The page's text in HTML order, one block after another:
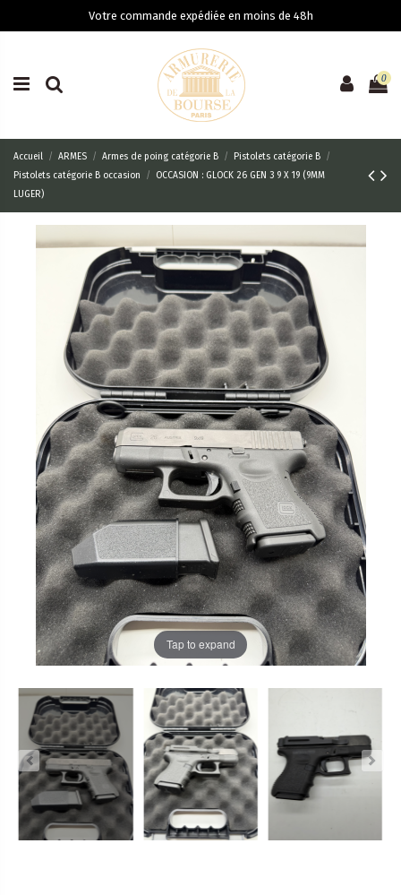
Votre commande expédiée en moins de 48h
0
Accueil ARMES Armes de poing catégorie B
Pistolets catégorie B
Pistolets catégorie B occasion
OCCASION : GLOCK 26 GEN 3 9 X 19 (9MM
LUGER)
Tap to expand